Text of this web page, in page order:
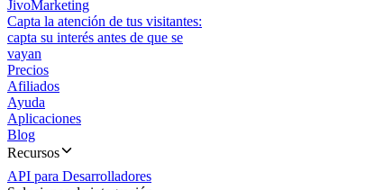
JivoMarketing
Capta la atención de tus visitantes:
capta su interés antes de que se
vayan
Precios
Afiliados
Ayuda
Aplicaciones
Blog
Recursos
API para Desarrolladores